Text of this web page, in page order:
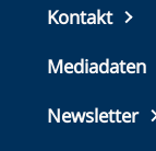
Top
footer
Kontakt
Mediadaten
Newsletter